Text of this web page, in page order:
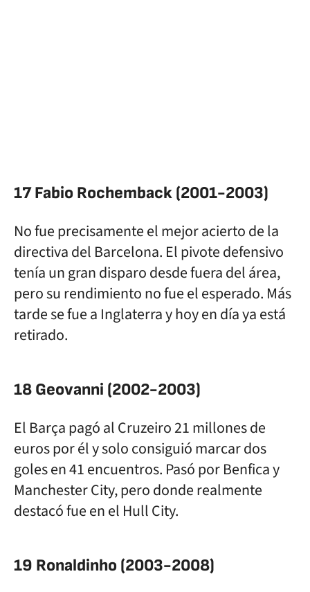
17 Fabio Rochemback (2001-2003)
No fue precisamente el mejor acierto de la
directiva del Barcelona. El pivote defensivo
tenía un gran disparo desde fuera del área,
pero su rendimiento no fue el esperado. Más
tarde se fue a Inglaterra y hoy en día ya está
retirado.
18 Geovanni (2002-2003)
El Barça pagó al Cruzeiro 21 millones de
euros por él y solo consiguió marcar dos
goles en 41 encuentros. Pasó por Benfica y
Manchester City, pero donde realmente
destacó fue en el Hull City.
19 Ronaldinho (2003-2008)